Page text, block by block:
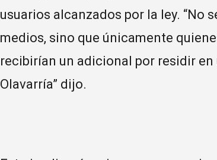
usuarios alcanzados por la ley. “No
medios, sino que únicamente
recibirían un adicional por residir
Olavarría” dijo.